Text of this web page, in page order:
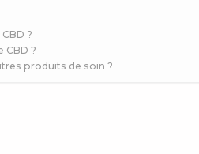
?
CBD ?
produits de soin ?